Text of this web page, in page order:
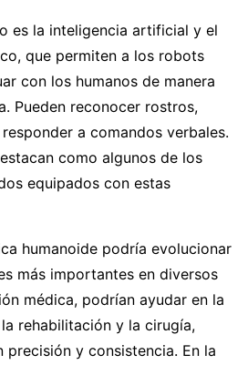
es la inteligencia artificial y el
que permiten a los robots
con los humanos de manera
Pueden reconocer rostros,
a comandos verbales.
como algunos de los
equipados con estas
humanoide podría evolucionar
más importantes en diversos
médica, podrían ayudar en la
rehabilitación y la cirugía,
precisión y consistencia. En la